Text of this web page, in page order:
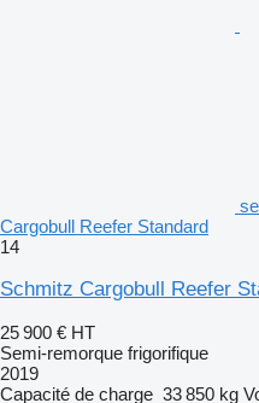
Cargobull Reefer Standard
14
Schmitz Cargobull Reefer
25 900 € HT
Semi-remorque frigorifique
2019
Capacité de charge 33 850 kg